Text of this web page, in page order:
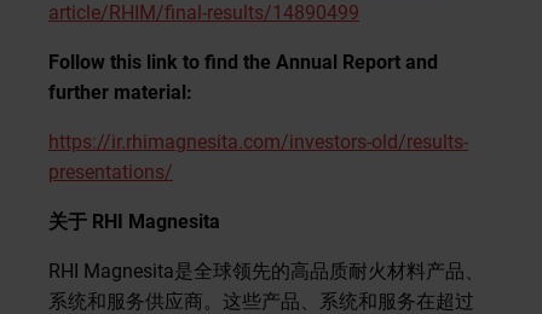
article/RHIM/final-results/14890499
Follow this link to find the Annual Report and
further material:
https://ir.rhimagnesita.com/investors-old/results-
presentations/
关于 RHI Magnesita
RHI Magnesita是全球领先的高品质耐火材料产品、
系统和服务供应商。这些产品、系统和服务在超过